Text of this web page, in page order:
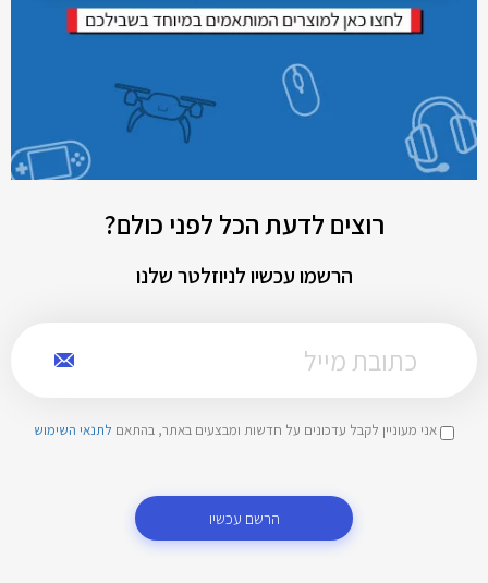
רוצים לדעת הכל לפני כולם?
הרשמו עכשיו לניוזלטר שלנו
אני מעוניין לקבל עדכונים על חדשות ומבצעים באתר, בהתאם לתנאי השימוש
הרשם עכשיו